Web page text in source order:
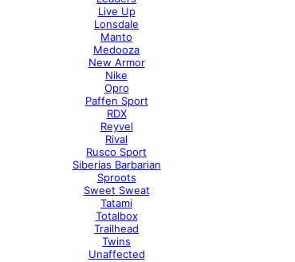
Live Up
Lonsdale
Manto
Medooza
New Armor
Nike
Opro
Paffen Sport
RDX
Reyvel
Rival
Rusco Sport
Siberias Barbarian
Sproots
Sweet Sweat
Tatami
Totalbox
Trailhead
Twins
Unaffected